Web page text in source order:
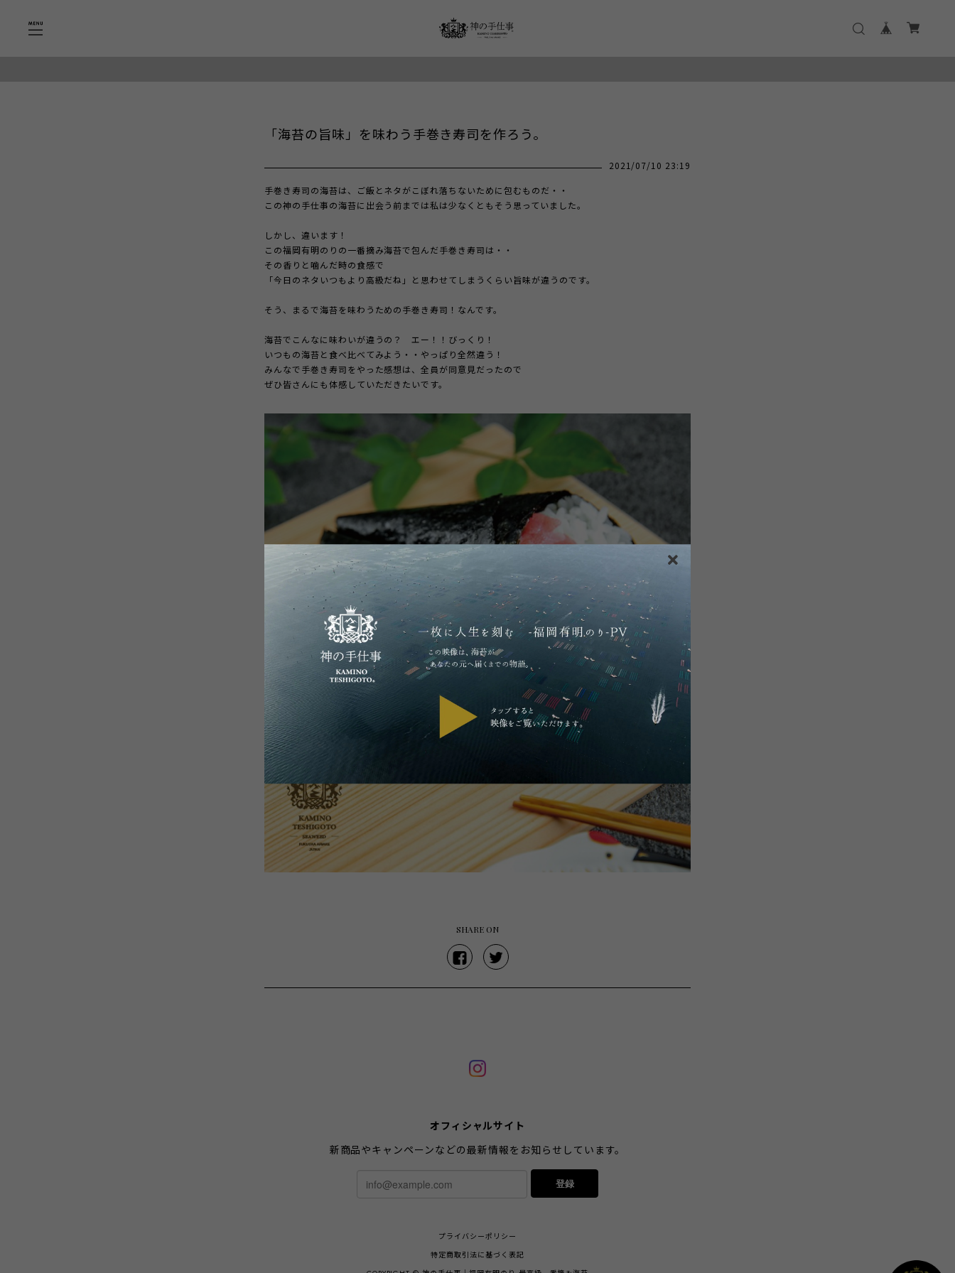
「海苔の旨味」を味わう手巻き寿司を作ろう。
2021/07/10 23:19
手巻き寿司の海苔は、ご飯とネタがこぼれ落ちないために包むものだ・・
この神の手仕事の海苔に出会う前までは私は少なくともそう思っていました。
しかし、違います！
この福岡有明のりの一番摘み海苔で包んだ手巻き寿司は・・
その香りと噛んだ時の食感で
「今日のネタいつもより高級だね」と思わせてしまうくらい旨味が違うのです。
そう、まるで海苔を味わうための手巻き寿司！なんです。
海苔でこんなに味わいが違うの？ エー！！びっくり！
いつもの海苔と食べ比べてみよう・・やっぱり全然違う！
みんなで手巻き寿司をやった感想は、全員が同意見だったので
ぜひ皆さんにも体感していただきたいです。
SHARE ON
オフィシャルサイト
新商品やキャンペーンなどの最新情報をお知らせしています。
登録
プライバシーポリシー
特定商取引法に基づく表記